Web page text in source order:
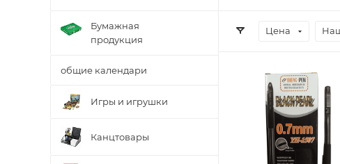
Цена
Бумажная
продукция
общие календари
Игры и игрушки
Канцтовары